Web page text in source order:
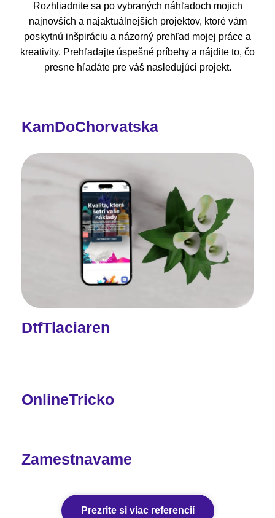
Rozhliadnite sa po vybraných náhľadoch mojich
najnovších a najaktuálnejších projektov, ktoré vám
poskytnú inšpiráciu a názorný prehľad mojej práce a
kreativity. Prehľadajte úspešné príbehy a nájdite to, čo
presne hľadáte pre váš nasledujúci projekt.
KamDoChorvatska
DtfTlaciaren
OnlineTricko
Zamestnavame
Prezrite si viac referencií